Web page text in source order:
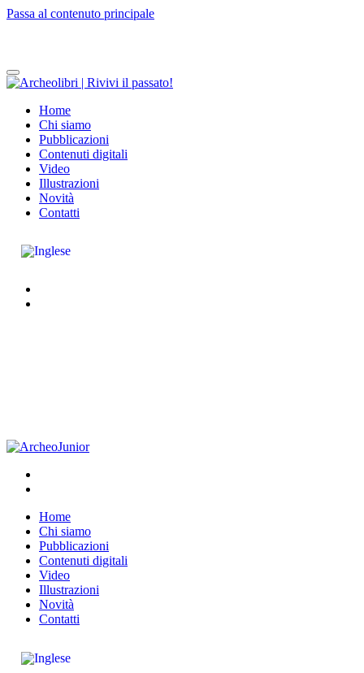
Passa al contenuto principale
Home
Chi siamo
Pubblicazioni
Contenuti digitali
Video
Illustrazioni
Novità
Contatti
Home
Chi siamo
Pubblicazioni
Contenuti digitali
Video
Illustrazioni
Novità
Contatti